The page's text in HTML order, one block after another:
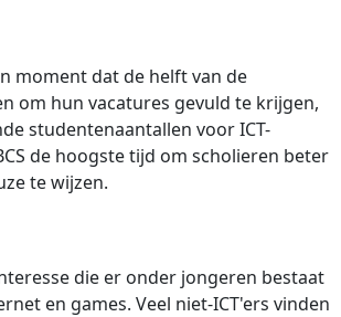
moment dat de helft van de
om hun vacatures gevuld te krijgen,
studentenaantallen voor ICT-
de hoogste tijd om scholieren beter
te wijzen.
die er onder jongeren bestaat
en games. Veel niet-ICT'ers vinden